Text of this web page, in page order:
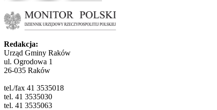
Redakcja:
Urząd Gminy Raków
ul. Ogrodowa 1
26-035 Raków
tel./fax 41 3535018
tel. 41 3535030
tel. 41 3535063